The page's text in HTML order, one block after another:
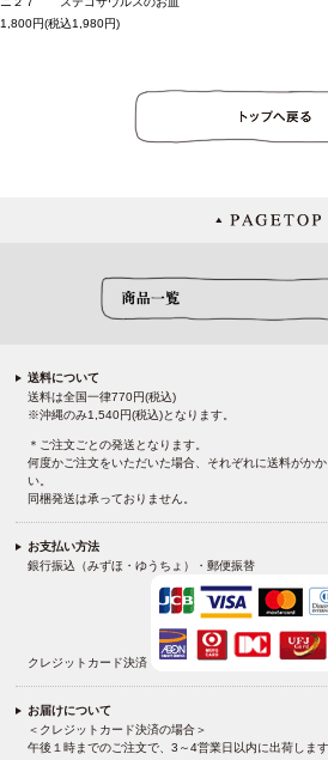
1,800円(税込1,980円)
送料について
送料は全国一律770円(税込)
※沖縄のみ1,540円(税込)となります。
＊ご注文ごとの発送となります。
何度かご注文をいただいた場合、それぞれに送料がか
い。
同梱発送は承っておりません。
お支払い方法
銀行振込（みずほ・ゆうちょ）・郵便振替
クレジットカード決済
お届けについて
＜クレジットカード決済の場合＞
午後１時までのご注文で、3～4営業日以内に出荷します